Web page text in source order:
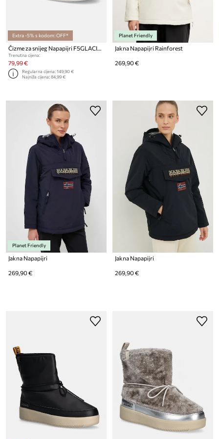
Extra -5% s kodom: OFF*
Trenutna cijena:
79,99 €
Regularna cijena:149,90 €
Najniža cijena:84,99 €
Planet Friendly
Jakna Napapijri Rainforest
269,90 €
Planet Friendly
Jakna Napapijri
269,90 €
Jakna Napapijri
269,90 €